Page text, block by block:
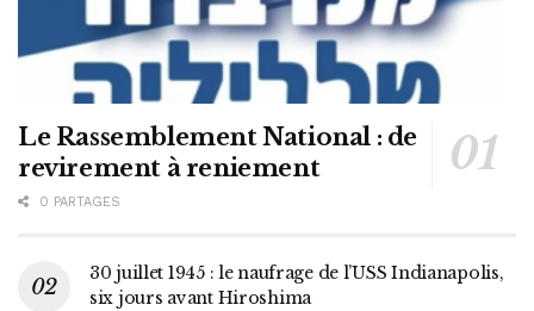
Le Rassemblement National : de
revirement à reniement
0 PARTAGES
30 juillet 1945 : le naufrage de l’USS Indianapolis,
six jours avant Hiroshima